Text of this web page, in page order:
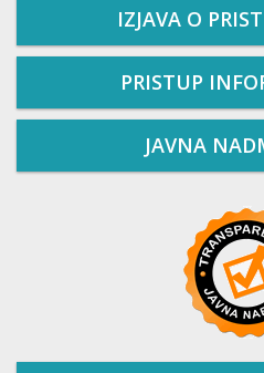
IZJAVA O
PRISTUP
JAVNA